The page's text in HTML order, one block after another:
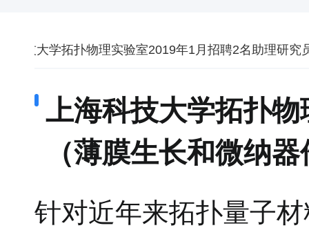
科技大学拓扑物理实验室2019年1月招聘2名助理研究
上海科技大学拓扑
（薄膜生长和微纳
针对近年来拓扑量子